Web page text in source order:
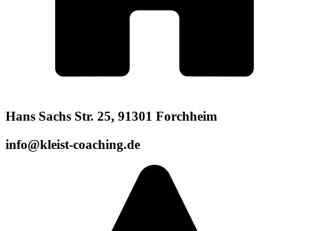
Hans Sachs Str. 25, 91301 Forchheim
info@kleist-coaching.de